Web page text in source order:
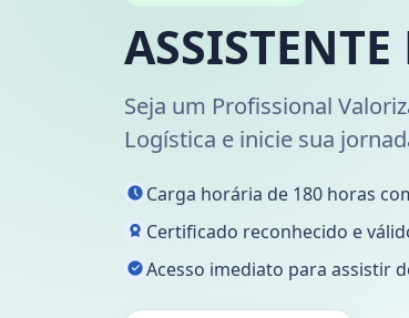
Seja um Profissional
Logística e inicie sua
Carga horária de 180 horas
Certificado reconhecido e
Acesso imediato para assistir